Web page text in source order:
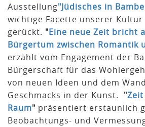
Ausstellung"Jüdisches in
wichtige Facette unserer Kultur
gerückt. "Eine neue Zeit bricht
Bürgertum zwischen Romantik
erzählt vom Engagement der
Bürgerschaft für das
von neuen Ideen und dem
Geschmacks in der Kunst. "
Raum" präsentiert erstaunlich
Beobachtungs- und